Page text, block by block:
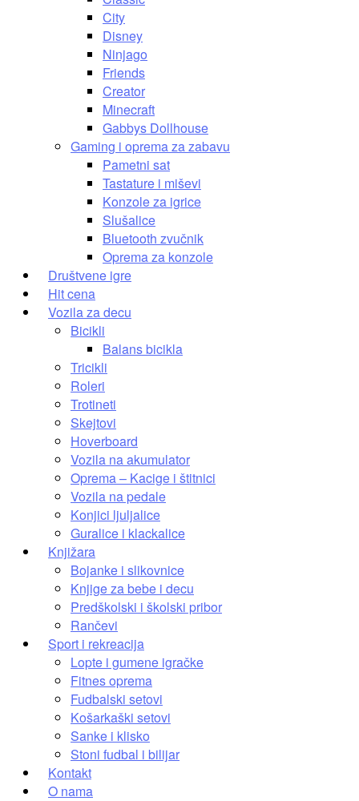
City
Disney
Ninjago
Friends
Creator
Minecraft
Gabbys Dollhouse
Gaming i oprema za zabavu
Pametni sat
Tastature i miševi
Konzole za igrice
Slušalice
Bluetooth zvučnik
Oprema za konzole
Društvene igre
Hit cena
Vozila za decu
Bicikli
Balans bicikla
Tricikli
Roleri
Trotineti
Skejtovi
Hoverboard
Vozila na akumulator
Oprema – Kacige i štitnici
Vozila na pedale
Konjici ljuljalice
Guralice i klackalice
Knjižara
Bojanke i slikovnice
Knjige za bebe i decu
Predškolski i školski pribor
Rančevi
Sport i rekreacija
Lopte i gumene igračke
Fitnes oprema
Fudbalski setovi
Košarkaški setovi
Sanke i klisko
Stoni fudbal i bilijar
Kontakt
O nama